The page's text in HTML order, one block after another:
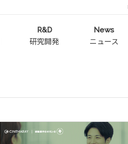
R&D
研究開発
News
ニュース